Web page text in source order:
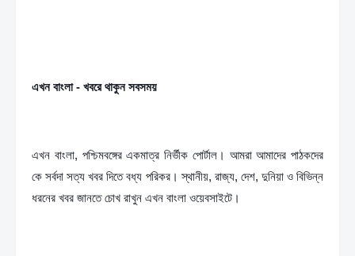
এখন বাংলা - খবরে থাকুন সবসময়
এখন বাংলা, পশ্চিমবঙ্গের একমাত্র নির্ভীক পোর্টাল। আমরা আমাদের পাঠকদের
কে সর্বদা সত্য খবর দিতে বধ্য পরিকর। স্থানীয়, রাজ্য, দেশ, দুনিয়া ও বিভিন্ন
ধরনের খবর জানতে চোখ রাখুন এখন বাংলা ওয়েবসাইটে।